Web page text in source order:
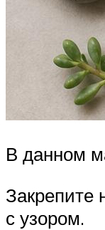
В данном
Закрепите
с узором.